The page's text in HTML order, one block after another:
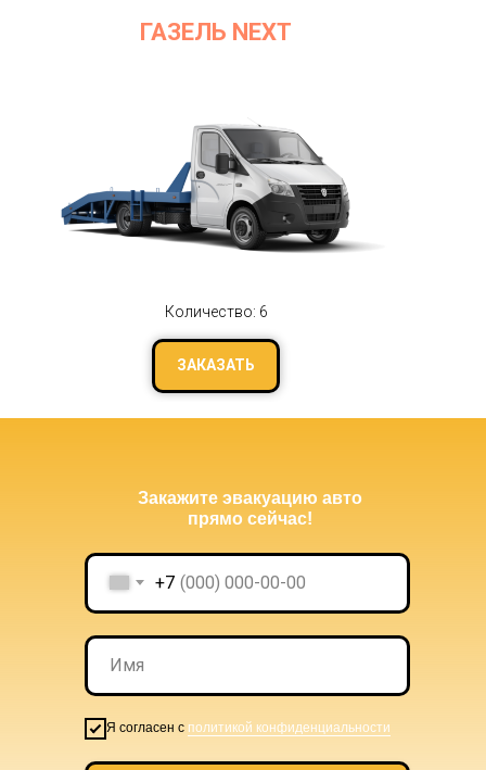
ГАЗЕЛЬ NEXT
Количество: 6
ЗАКАЗАТЬ
Закажите эвакуацию авто
прямо сейчас!
+7
Я согласен с политикой конфиденциальности